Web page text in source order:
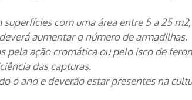
com uma área entre 5 a 25
aumentar o número de armadilhas.
pela ação cromática ou pelo isco de
das capturas.
o ano e deverão estar presentes na